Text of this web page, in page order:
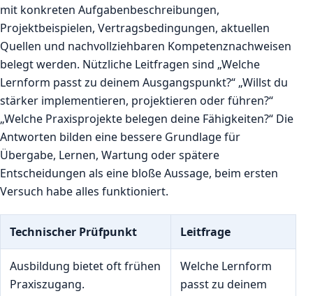
mit konkreten Aufgabenbeschreibungen,
Projektbeispielen, Vertragsbedingungen, aktuellen
Quellen und nachvollziehbaren Kompetenznachweisen
belegt werden. Nützliche Leitfragen sind „Welche
Lernform passt zu deinem Ausgangspunkt?“ „Willst du
stärker implementieren, projektieren oder führen?“
„Welche Praxisprojekte belegen deine Fähigkeiten?“ Die
Antworten bilden eine bessere Grundlage für
Übergabe, Lernen, Wartung oder spätere
Entscheidungen als eine bloße Aussage, beim ersten
Versuch habe alles funktioniert.
Technischer Prüfpunkt Leitfrage
Ausbildung bietet oft frühen
Praxiszugang.
Welche Lernform
passt zu deinem